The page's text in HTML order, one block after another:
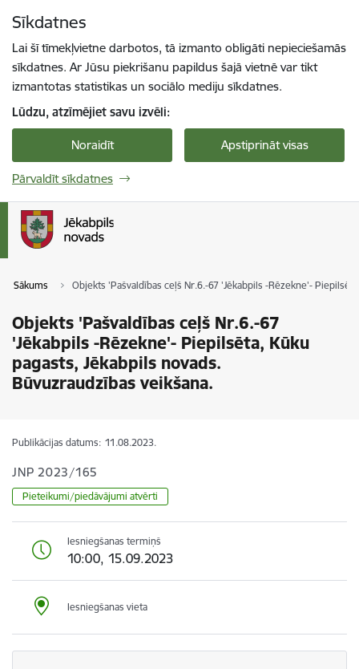
Sīkdatnes
Lai šī tīmekļvietne darbotos, tā izmanto obligāti nepieciešamās
sīkdatnes. Ar Jūsu piekrišanu papildus šajā vietnē var tikt
izmantotas statistikas un sociālo mediju sīkdatnes.
Lūdzu, atzīmējiet savu izvēli:
Noraidīt Apstiprināt visas
Pārvaldīt sīkdatnes
Sākums Objekts 'Pašvaldības ceļš Nr.6.-67 'Jēkabpils -Rēzekne'-
Objekts 'Pašvaldības ceļš Nr.6.-67
'Jēkabpils -Rēzekne'- Piepilsēta, Kūku
pagasts, Jēkabpils novads.
Būvuzraudzības veikšana.
Publikācijas datums: 11.08.2023.
JNP 2023/165
Pieteikumi/piedāvājumi atvērti
Iesniegšanas termiņš
10:00, 15.09.2023
Iesniegšanas vieta